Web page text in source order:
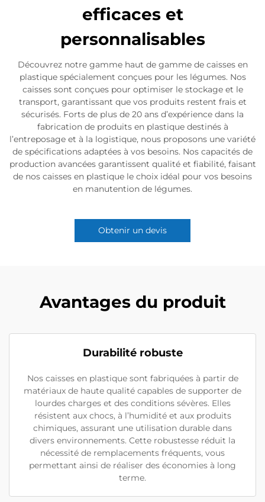
efficaces et
personnalisables
Découvrez notre gamme haut de gamme de caisses en
plastique spécialement conçues pour les légumes. Nos
caisses sont conçues pour optimiser le stockage et le
transport, garantissant que vos produits restent frais et
sécurisés. Forts de plus de 20 ans d’expérience dans la
fabrication de produits en plastique destinés à
l’entreposage et à la logistique, nous proposons une variété
de spécifications adaptées à vos besoins. Nos capacités de
production avancées garantissent qualité et fiabilité, faisant
de nos caisses en plastique le choix idéal pour vos besoins
en manutention de légumes.
Obtenir un devis
Avantages du produit
Durabilité robuste
Nos caisses en plastique sont fabriquées à partir de
matériaux de haute qualité capables de supporter de
lourdes charges et des conditions sévères. Elles
résistent aux chocs, à l’humidité et aux produits
chimiques, assurant une utilisation durable dans
divers environnements. Cette robustesse réduit la
nécessité de remplacements fréquents, vous
permettant ainsi de réaliser des économies à long
terme.